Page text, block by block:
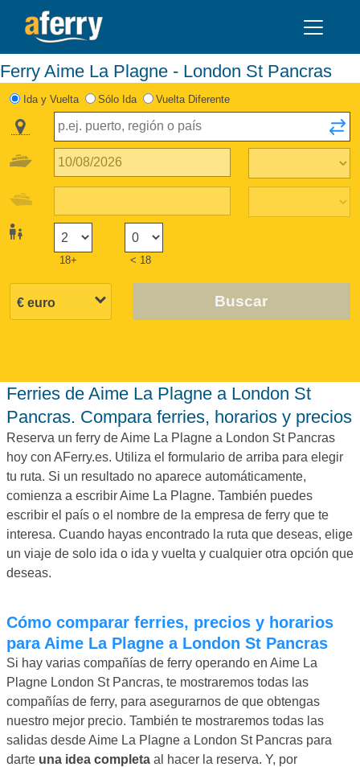
Ferry Aime La Plagne - London St Pancras
Ida y Vuelta Sólo Ida Vuelta Diferente
18+ < 18
Buscar
Ferries de Aime La Plagne a London St
Pancras. Compara ferries, horarios y precios
Reserva un ferry de Aime La Plagne a London St Pancras
hoy con AFerry.es. Utiliza el formulario de arriba para elegir
tu ruta. Si un resultado no aparece automáticamente,
comienza a escribir Aime La Plagne. También puedes
escribir el país o el nombre de la empresa de ferry que te
interesa. Cuando hayas encontrado la ruta que deseas, elige
un viaje de solo ida o ida y vuelta y cualquier otra opción que
deseas.
Cómo comparar ferries, precios y horarios
para Aime La Plagne a London St Pancras
Si hay varias compañías de ferry operando en Aime La
Plagne London St Pancras, te mostraremos todas las
compañías de ferry, para asegurarnos de que obtengas
nuestro mejor precio. También te mostraremos todas las
salidas desde Aime La Plagne a London St Pancras para
darte una idea completa al hacer la reserva. Y, por